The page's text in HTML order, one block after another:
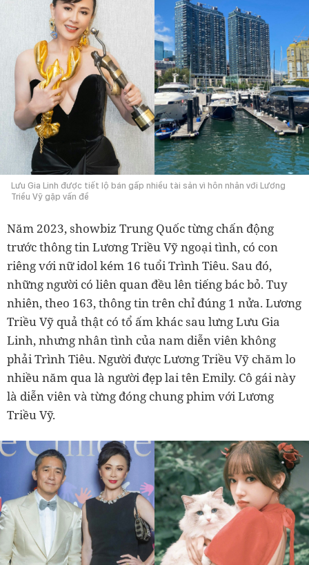
Lưu Gia Linh được tiết lộ bán gấp nhiều tài sản vì hôn nhân với Lương
Triều Vỹ gặp vấn đề
Năm 2023, showbiz Trung Quốc từng chấn động
trước thông tin Lương Triều Vỹ ngoại tình, có con
riêng với nữ idol kém 16 tuổi Trình Tiêu. Sau đó,
những người có liên quan đều lên tiếng bác bỏ. Tuy
nhiên, theo 163, thông tin trên chỉ đúng 1 nửa. Lương
Triều Vỹ quả thật có tổ ấm khác sau lưng Lưu Gia
Linh, nhưng nhân tình của nam diễn viên không
phải Trình Tiêu. Người được Lương Triều Vỹ chăm lo
nhiều năm qua là người đẹp lai tên Emily. Cô gái này
là diễn viên và từng đóng chung phim với Lương
Triều Vỹ.